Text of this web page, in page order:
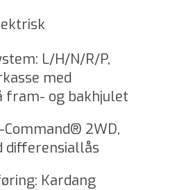
L/H/N/R/P,
med
fram- og bakhjulet
2WD,
differensiallås
Kardang